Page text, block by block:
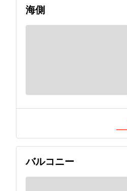
海側
バルコニー